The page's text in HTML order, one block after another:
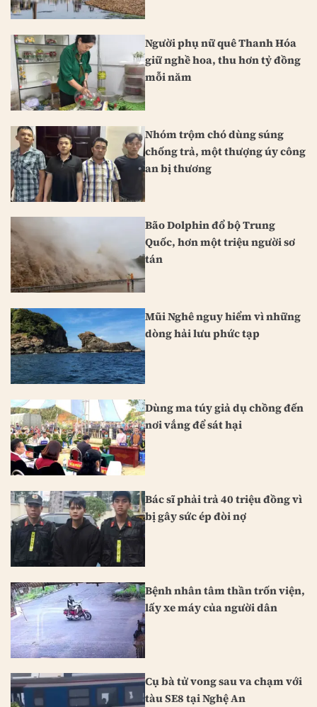
Người phụ nữ quê Thanh Hóa
giữ nghề hoa, thu hơn tỷ đồng
mỗi năm
Nhóm trộm chó dùng súng
chống trả, một thượng úy công
an bị thương
Bão Dolphin đổ bộ Trung
Quốc, hơn một triệu người sơ
tán
Mũi Nghê nguy hiểm vì những
dòng hải lưu phức tạp
Dùng ma túy giả dụ chồng đến
nơi vắng để sát hại
Bác sĩ phải trả 40 triệu đồng vì
bị gây sức ép đòi nợ
Bệnh nhân tâm thần trốn viện,
lấy xe máy của người dân
Cụ bà tử vong sau va chạm với
tàu SE8 tại Nghệ An